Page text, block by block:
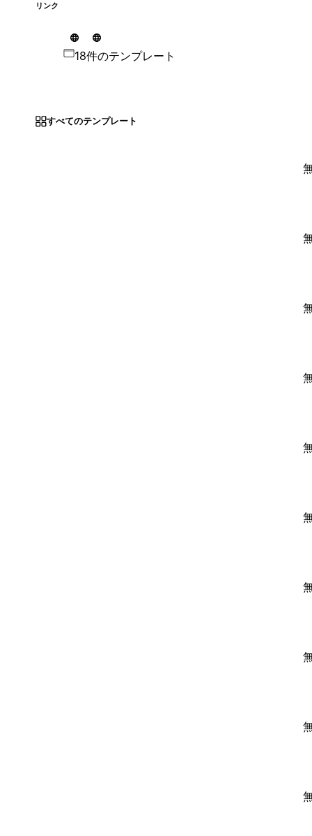
リンク
18件のテンプレート
すべてのテンプレート